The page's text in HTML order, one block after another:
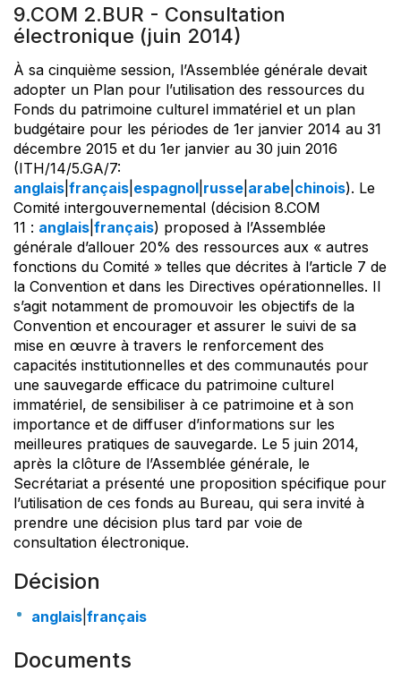
9.COM 2.BUR - Consultation
électronique (juin 2014)
À sa cinquième session, l’Assemblée générale devait
adopter un Plan pour l’utilisation des ressources du
Fonds du patrimoine culturel immatériel et un plan
budgétaire pour les périodes de 1er janvier 2014 au 31
décembre 2015 et du 1er janvier au 30 juin 2016
(ITH/14/5.GA/7:
anglais français espagnol russe arabe chinois). Le
Comité intergouvernemental (décision 8.COM
11 : anglais français) proposed à l’Assemblée
générale d’allouer 20% des ressources aux « autres
fonctions du Comité » telles que décrites à l’article 7 de
la Convention et dans les Directives opérationnelles. Il
s’agit notamment de promouvoir les objectifs de la
Convention et encourager et assurer le suivi de sa
mise en œuvre à travers le renforcement des
capacités institutionnelles et des communautés pour
une sauvegarde efficace du patrimoine culturel
immatériel, de sensibiliser à ce patrimoine et à son
importance et de diffuser d’informations sur les
meilleures pratiques de sauvegarde. Le 5 juin 2014,
après la clôture de l’Assemblée générale, le
Secrétariat a présenté une proposition spécifique pour
l’utilisation de ces fonds au Bureau, qui sera invité à
prendre une décision plus tard par voie de
consultation électronique.
Décision
anglais français
Documents